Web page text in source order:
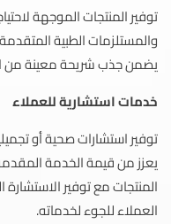
توفير المنتجات الموجهة
والمستلزمات الطبية
يضمن جذب شريحة معينة من
خدمات استشارية للعملاء
توفير استشارات صحية أو
يعزز من قيمة الخدمة
المنتجات مع توفير
العملاء للجوء لخدماته.